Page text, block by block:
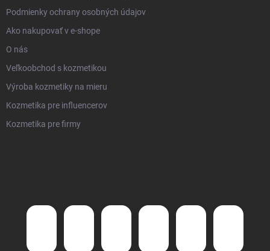
Podmienky ochrany osobných údajov
Ako nakupovať v e-shope
O nás
Veľkoobchod s kozmetikou
Výroba kozmetiky na mieru
Kozmetika pre influencerov
Kozmetika pre firmy